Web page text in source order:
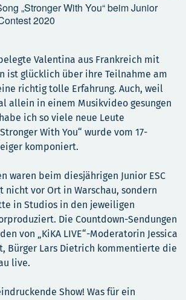
„Stronger With You“ beim Junior
2020
Valentina aus Frankreich mit
ist glücklich über ihre Teilnahme am
richtig tolle Erfahrung. Auch, weil
allein in einem Musikvideo gesungen
ich so viele neue Leute
With You“ wurde vom 17-
komponiert.
waren beim diesjährigen Junior ESC
vor Ort in Warschau, sondern
in Studios in den jeweiligen
Die Countdown-Sendungen
von „KiKA LIVE“-Moderatorin Jessica
Bürger Lars Dietrich kommentierte die
live.
Show! Was für ein